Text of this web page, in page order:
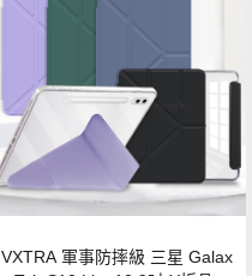
VXTRA 軍事防摔級 三星 Galax